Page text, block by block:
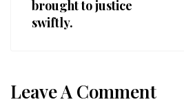
brought to justice
swiftly.
Leave A Comment